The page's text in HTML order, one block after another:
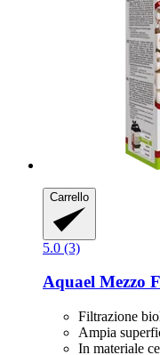
Carrello
5.0 (3)
Aquael Mezzo
Filtrazione
Ampia
In materiale